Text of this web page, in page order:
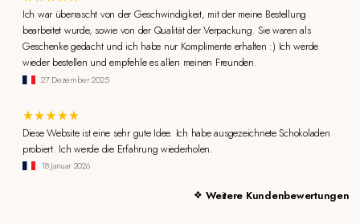
Ich war überrascht von der Geschwindigkeit, mit der meine Bestellung
bearbeitet wurde, sowie von der Qualität der Verpackung. Sie waren als
Geschenke gedacht und ich habe nur Komplimente erhalten :) Ich werde
wieder bestellen und empfehle es allen meinen Freunden.
27 Dezember 2025
Diese Website ist eine sehr gute Idee. Ich habe ausgezeichnete Schokoladen
probiert. Ich werde die Erfahrung wiederholen.
18 Januar 2026
Weitere Kundenbewertungen